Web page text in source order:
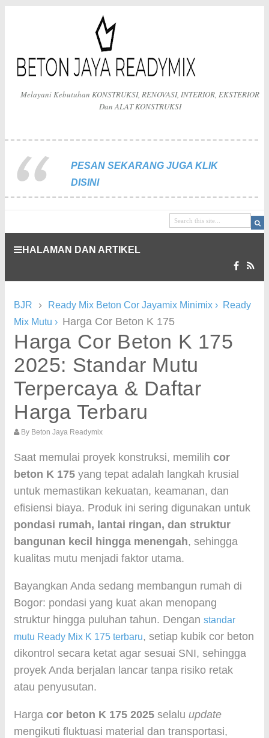
Melayani Kebutuhan KONSTRUKSI, RENOVASI, INTERIOR, EKSTERIOR
Dan ALAT KONSTRUKSI
PESAN SEKARANG JUGA KLIK
DISINI
HALAMAN DAN ARTIKEL
BJR › Ready Mix Beton Cor Jayamix Minimix › Ready
Mix Mutu › Harga Cor Beton K 175
Harga Cor Beton K 175
2025: Standar Mutu
Terpercaya & Daftar
Harga Terbaru
By Beton Jaya Readymix
Saat memulai proyek konstruksi, memilih cor
beton K 175 yang tepat adalah langkah krusial
untuk memastikan kekuatan, keamanan, dan
efisiensi biaya. Produk ini sering digunakan untuk
pondasi rumah, lantai ringan, dan struktur
bangunan kecil hingga menengah, sehingga
kualitas mutu menjadi faktor utama.
Bayangkan Anda sedang membangun rumah di
Bogor: pondasi yang kuat akan menopang
struktur hingga puluhan tahun. Dengan standar
mutu Ready Mix K 175 terbaru, setiap kubik cor beton
dikontrol secara ketat agar sesuai SNI, sehingga
proyek Anda berjalan lancar tanpa risiko retak
atau penyusutan.
Harga cor beton K 175 2025 selalu update
mengikuti fluktuasi material dan transportasi,